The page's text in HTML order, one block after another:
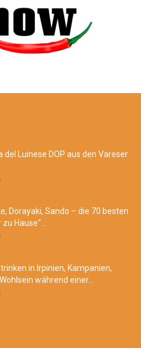
del Luinese DOP aus den Vareser
Dorayaki, Sando – die 70 besten
Hause“...
in Irpinien, Kampanien,
während einer...